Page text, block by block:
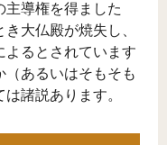
主導権を得ました
大仏殿が焼失し、
よるとされています
（あるいはそもそも
諸説あります。